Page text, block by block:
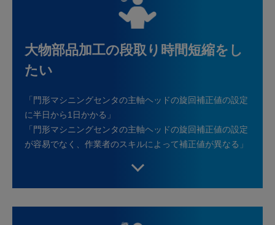
大物部品加工の段取り時間短縮をし
たい
「門形マシニングセンタの主軸ヘッドの旋回補正値の設定
に半日から1日かかる」
「門形マシニングセンタの主軸ヘッドの旋回補正値の設定
が容易でなく、作業者のスキルによって補正値が異なる」